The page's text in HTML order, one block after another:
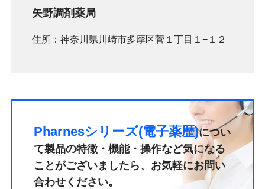
矢野調剤薬局
住所：神奈川県川崎市多摩区菅１丁目１−１２
Pharnesシリーズ(電子薬歴)につい
て製品の特徴・機能・操作など気になる
ことがございましたら、 お気軽にお問い
合わせください。